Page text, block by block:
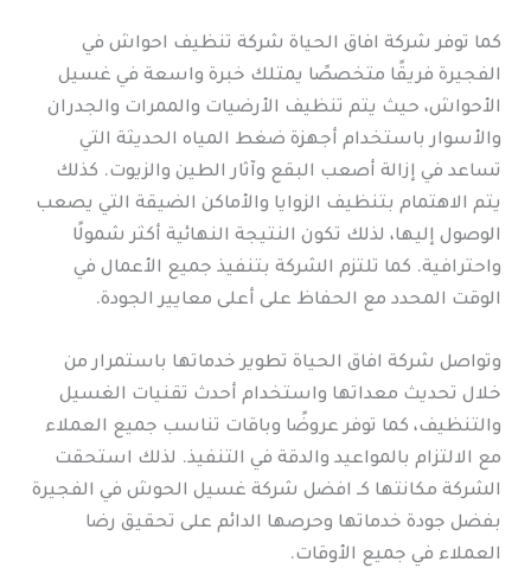
كما توفر شركة افاق الحياة شركة تنظيف احواش في
الفجيرة فريقًا متخصصًا يمتلك خبرة واسعة في غسيل
الأحواش، حيث يتم تنظيف الأرضيات والممرات والجدران
والأسوار باستخدام أجهزة ضغط المياه الحديثة التي
تساعد في إزالة أصعب البقع وآثار الطين والزيوت. كذلك
يتم الاهتمام بتنظيف الزوايا والأماكن الضيقة التي يصعب
الوصول إليها، لذلك تكون النتيجة النهائية أكثر شمولًا
واحترافية. كما تلتزم الشركة بتنفيذ جميع الأعمال في
الوقت المحدد مع الحفاظ على أعلى معايير الجودة.
وتواصل شركة افاق الحياة تطوير خدماتها باستمرار من
خلال تحديث معداتها واستخدام أحدث تقنيات الغسيل
والتنظيف، كما توفر عروضًا وباقات تناسب جميع العملاء
مع الالتزام بالمواعيد والدقة في التنفيذ. لذلك استحقت
الشركة مكانتها كـ افضل شركة غسيل الحوش في الفجيرة
بفضل جودة خدماتها وحرصها الدائم على تحقيق رضا
العملاء في جميع الأوقات.